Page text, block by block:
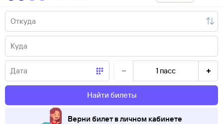
1 пасс
Найти билеты
Верни билет в личном кабинете